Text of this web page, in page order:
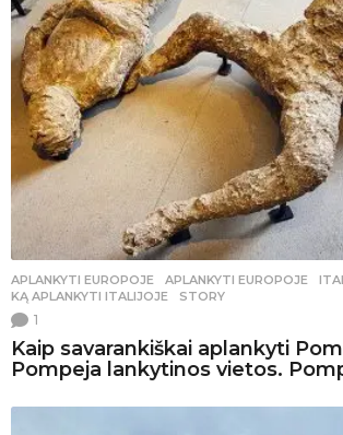
APLANKYTI EUROPOJE APLANKYTI EUROPOJE ,
KĄ APLANKYTI ITALIJOJE
,STORY
1
Kaip savarankiškai aplankyti
Pompeja lankytinos vietos.